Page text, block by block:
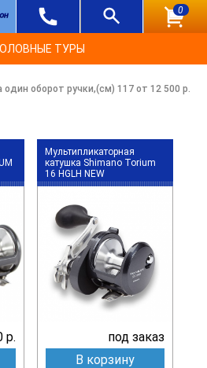
0
ТУРЫ
один оборот ручки,(см) 117 от 12 500 р.
р.
Мультипликаторная
катушка Shimano Torium
16 HGLH NEW
под заказ
В корзину